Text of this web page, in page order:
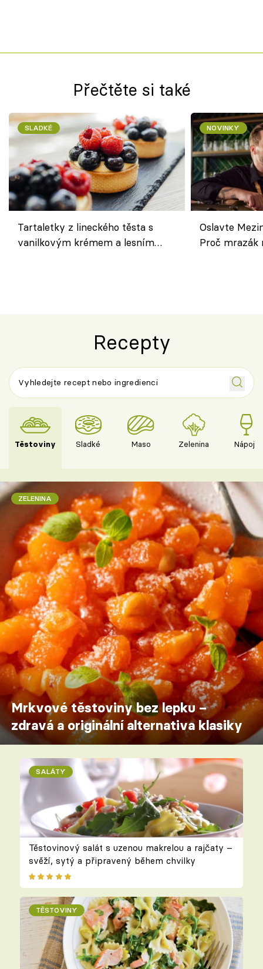
Přečtěte si také
SLADKÉ
Tartaletky z lineckého těsta s
vanilkovým krémem a lesním
NOVINKY
Oslavte
Proč
Recepty
Těstoviny Sladké Maso Zelenina Nápoje
ZELENINA
Mrkvové těstoviny bez lepku –
zdravá a originální alternativa klasiky
SALÁTY
Těstovinový salát s uzenou makrelou a rajčaty –
svěží, sytý a připravený během chvilky
TĚSTOVINY